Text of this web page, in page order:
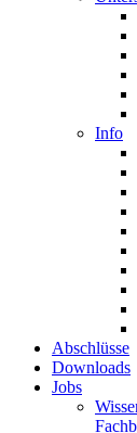
Info
Abschlüsse
Downloads
Jobs